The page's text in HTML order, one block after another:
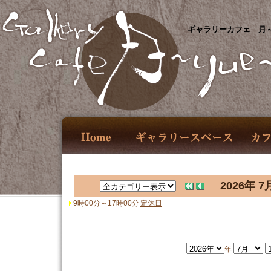
ギャラリーカフェ 月
2026年 7
9時00分～17時00分 定休日
年